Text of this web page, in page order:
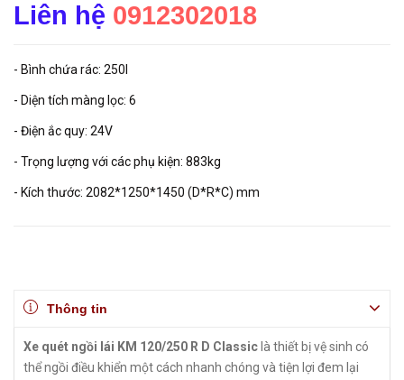
Liên hệ 0912302018
- Bình chứa rác: 250l
- Diện tích màng lọc: 6
- Điện ắc quy: 24V
- Trọng lượng với các phụ kiện: 883kg
- Kích thước: 2082*1250*1450 (D*R*C) mm
Thông tin
Xe quét ngồi lái KM 120/250 R D Classic là thiết bị vệ sinh có
thể ngồi điều khiển một cách nhanh chóng và tiện lợi đem lại